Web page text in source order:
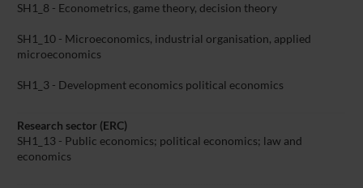
SH1_8 - Econometrics, game theory, decision theory
SH1_10 - Microeconomics, industrial organisation, applied
microeconomics
SH1_3 - Development economics political economics
Research sector (ERC)
SH1_13 - Public economics; political economics; law and
economics